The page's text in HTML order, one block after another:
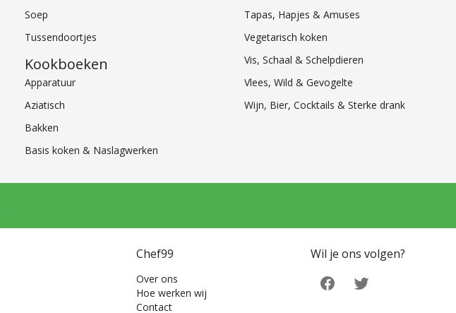
Soep
Tussendoortjes
Kookboeken
Apparatuur
Aziatisch
Bakken
Basis koken & Naslagwerken
Tapas, Hapjes & Amuses
Vegetarisch koken
Vis, Schaal & Schelpdieren
Vlees, Wild & Gevogelte
Wijn, Bier, Cocktails & Sterke drank
Chef99
Over ons
Hoe werken wij
Contact
Wil je ons volgen?